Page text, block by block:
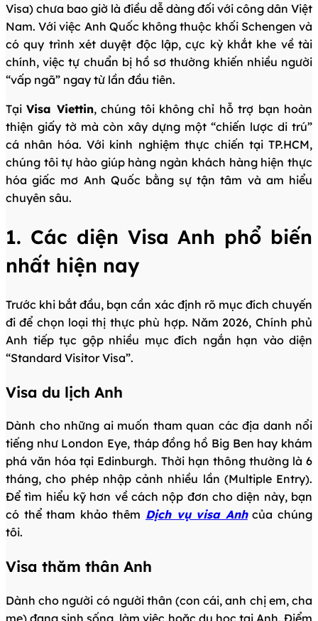
Visa) chưa bao giờ là điều dễ dàng đối với công dân Việt
Nam. Với việc Anh Quốc không thuộc khối Schengen và
có quy trình xét duyệt độc lập, cực kỳ khắt khe về tài
chính, việc tự chuẩn bị hồ sơ thường khiến nhiều người
“vấp ngã” ngay từ lần đầu tiên.
TạiVisa Viettin, chúng tôi không chỉ hỗ trợ bạn hoàn
thiện giấy tờ mà còn xây dựng một “chiến lược di trú”
cá nhân hóa. Với kinh nghiệm thực chiến tại TP.HCM,
chúng tôi tự hào giúp hàng ngàn khách hàng hiện thực
hóa giấc mơ Anh Quốc bằng sự tận tâm và am hiểu
chuyên sâu.
1. Các diện Visa Anh phổ biến
nhất hiện nay
Trước khi bắt đầu, bạn cần xác định rõ mục đích chuyến
đi để chọn loại thị thực phù hợp. Năm 2026, Chính phủ
Anh tiếp tục gộp nhiều mục đích ngắn hạn vào diện
“Standard Visitor Visa”.
Visa du lịch Anh
Dành cho những ai muốn tham quan các địa danh nổi
tiếng như London Eye, tháp đồng hồ Big Ben hay khám
phá văn hóa tại Edinburgh. Thời hạn thông thường là 6
tháng, cho phép nhập cảnh nhiều lần (Multiple Entry).
Để tìm hiểu kỹ hơn về cách nộp đơn cho diện này, bạn
có thể tham khảo thêm Dịch vụ visa Anhcủa chúng
tôi.
Visa thăm thân Anh
Dành cho người có người thân (con cái, anh chị em, cha